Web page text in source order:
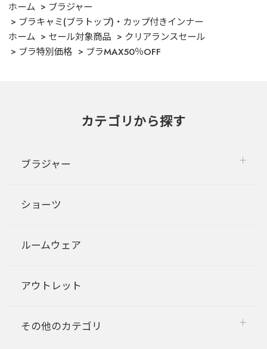
ホーム
ブラジャー
ブラキャミ(ブラトップ)・カップ付きインナー
ホーム
セール対象商品
クリアランスセール
ブラ特別価格
ブラMAX50％OFF
カテゴリから探す
ブラジャー
ショーツ
ルームウェア
アウトレット
その他のカテゴリ